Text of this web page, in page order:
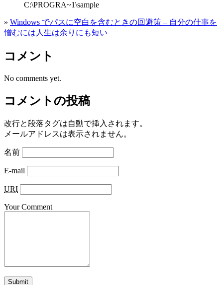
C:\PROGRA~1\sample
» Windows でパスに空白を含むときの回避策 – 自分の仕事を
憎むには人生は余りにも短い
コメント
No comments yet.
コメントの投稿
改行と段落タグは自動で挿入されます。
メールアドレスは表示されません。
名前
E-mail
URI
Your Comment
Submit